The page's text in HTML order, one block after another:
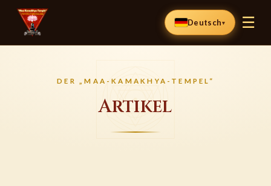
☰
Deutsch▾
DER „MAA-KAMAKHYA-TEMPEL“
Artikel